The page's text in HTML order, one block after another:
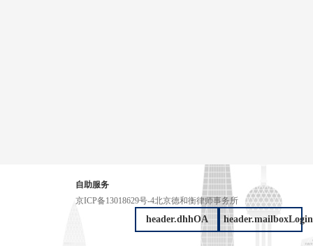
自助服务
京ICP备13018629号-4北京德和衡律师事务所
header.dhhOA header.mailboxLogin